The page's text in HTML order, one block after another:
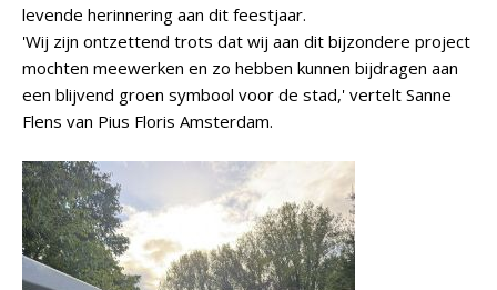
levende herinnering aan dit feestjaar.
'Wij zijn ontzettend trots dat wij aan dit bijzondere project
mochten meewerken en zo hebben kunnen bijdragen aan
een blijvend groen symbool voor de stad,' vertelt Sanne
Flens van Pius Floris Amsterdam.